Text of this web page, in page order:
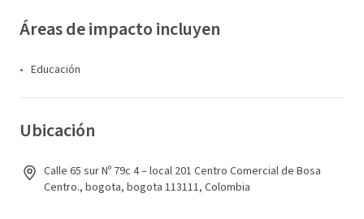
Áreas de impacto incluyen
Educación
Ubicación
Calle 65 sur Nº 79c 4 – local 201 Centro Comercial de Bosa
Centro., bogota, bogota 113111, Colombia